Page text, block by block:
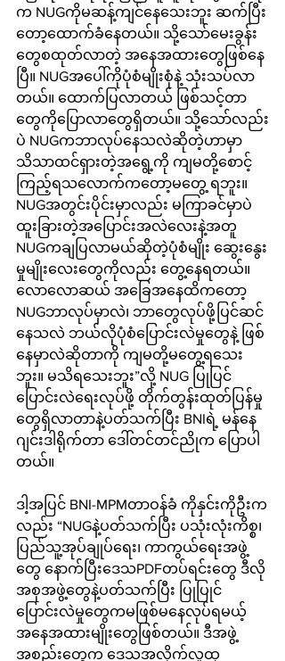
က NUGကိုမဆန့်ကျင်နေသေးဘူး ဆက်ပြီး
တော့ထောက်ခံနေတယ်။ သို့သော်မေးခွန်း
တွေစထုတ်လာတဲ့ အနေအထားတွေဖြစ်နေ
ပြီ။ NUGအပေါ်ကိုပုံစံမျိုးစုံနဲ့ သုံးသပ်လာ
တယ်။ ထောက်ပြလာတယ် ဖြစ်သင့်တာ
တွေကိုပြောလာတွေရှိတယ်။ သို့သော်လည်း
ပဲ NUGကဘာလုပ်နေသလဲဆိုတဲ့ဟာမှာ
သိသာထင်ရှားတဲ့အရွေ့ကို ကျမတို့စောင့်
ကြည့်ရသ‌လောက်ကတော့မတွေ့ ရဘူး။
NUGအတွင်းပိုင်းမှာလည်း မကြာခင်မှာပဲ
ထူးခြားတဲ့အပြောင်းအလဲလေးနဲ့အတူ
NUGကချပြလာမယ်ဆိုတဲ့ပုံစံမျိုး ဆွေးနွေး
မှုမျိုးလေးတွေကိုလည်း တွေ့နေရတယ်။
လောလောဆယ် အခြေအနေထိကတော့
NUGဘာလုပ်မှာလဲ၊ ဘာတွေလုပ်ဖို့ပြင်ဆင်
နေသလဲ ဘယ်လိုပုံစံပြောင်းလဲမှုတွေနဲ့ ဖြစ်
နေမှာလဲဆိုတာကို ကျမတို့မတွေ့ရသေး
ဘူး။ မသိရသေးဘူး”လို့ NUG ပြုပြင်
ပြောင်းလဲရေးလုပ်ဖို့ တိုက်တွန်းထုတ်ပြန်မှု
တွေရှိလာတာနဲ့ပတ်သက်ပြီး BNIရဲ့ မန်‌နေ
ဂျင်းဒါရိုက်တာ ဒေါ်တင်တင်ညိုက ပြောပါ
တယ်။
ဒါ့အပြင် BNI-MPMတာဝန်ခံ ကိုနှင်းကိုဦးက
လည်း “NUGနဲ့ပတ်သက်ပြီး ပသုံးလုံးကိစ္စ၊
ပြည်သူ့အုပ်ချုပ်ရေး၊ ကာကွယ်ရေးအဖွဲ့
တွေ နောက်ပြီးဒေသPDFတပ်ရင်းတွေ ဒီလို
အစုအဖွဲ့တွေနဲ့ပတ်သက်ပြီး ပြုပြုင်
ပြောင်းလဲမှုတွေကမဖြစ်မနေလုပ်ရမယ့်
အနေအထားမျိုးတွေဖြစ်တယ်။ ဒီအဖွဲ့
အစည်းတွေက ဒေသအလိုက်လူထု